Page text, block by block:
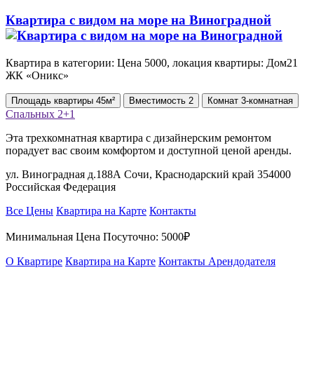
Квартира с видом на море на Виноградной
Квартира в категории: Цена 5000, локация квартиры: Дом21
ЖК «Оникс»
Площадь квартиры 45м² Вместимость 2 Комнат 3-комнатная
Спальных 2+1
Эта трехкомнатная квартира с дизайнерским ремонтом
порадует вас своим комфортом и доступной ценой аренды.
ул. Виноградная д.188А Сочи, Краснодарский край 354000
Российская Федерация
Все Цены Квартира на Карте Контакты
Минимальная Цена Посуточно: 5000₽
О Квартире Квартира на Карте Контакты Арендодателя